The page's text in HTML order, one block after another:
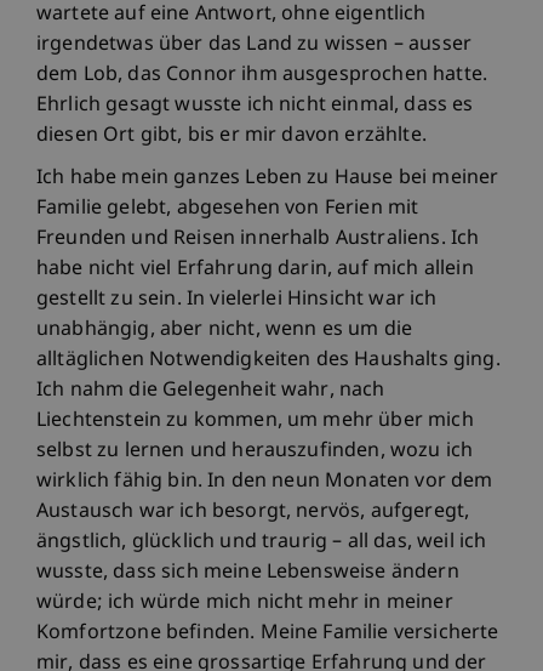
wartete auf eine Antwort, ohne eigentlich
irgendetwas über das Land zu wissen – ausser
dem Lob, das Connor ihm ausgesprochen hatte.
Ehrlich gesagt wusste ich nicht einmal, dass es
diesen Ort gibt, bis er mir davon erzählte.
Ich habe mein ganzes Leben zu Hause bei meiner
Familie gelebt, abgesehen von Ferien mit
Freunden und Reisen innerhalb Australiens. Ich
habe nicht viel Erfahrung darin, auf mich allein
gestellt zu sein. In vielerlei Hinsicht war ich
unabhängig, aber nicht, wenn es um die
alltäglichen Notwendigkeiten des Haushalts ging.
Ich nahm die Gelegenheit wahr, nach
Liechtenstein zu kommen, um mehr über mich
selbst zu lernen und herauszufinden, wozu ich
wirklich fähig bin. In den neun Monaten vor dem
Austausch war ich besorgt, nervös, aufgeregt,
ängstlich, glücklich und traurig – all das, weil ich
wusste, dass sich meine Lebensweise ändern
würde; ich würde mich nicht mehr in meiner
Komfortzone befinden. Meine Familie versicherte
mir, dass es eine grossartige Erfahrung und der